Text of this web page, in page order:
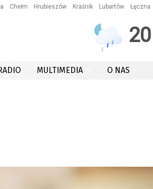
Chełm Hrubieszów Kraśnik Lubartów Łęczna
20
MULTIMEDIA O NAS